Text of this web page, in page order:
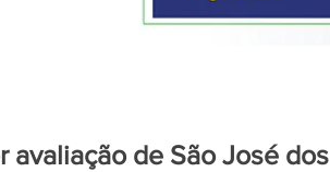
avaliação de São José dos